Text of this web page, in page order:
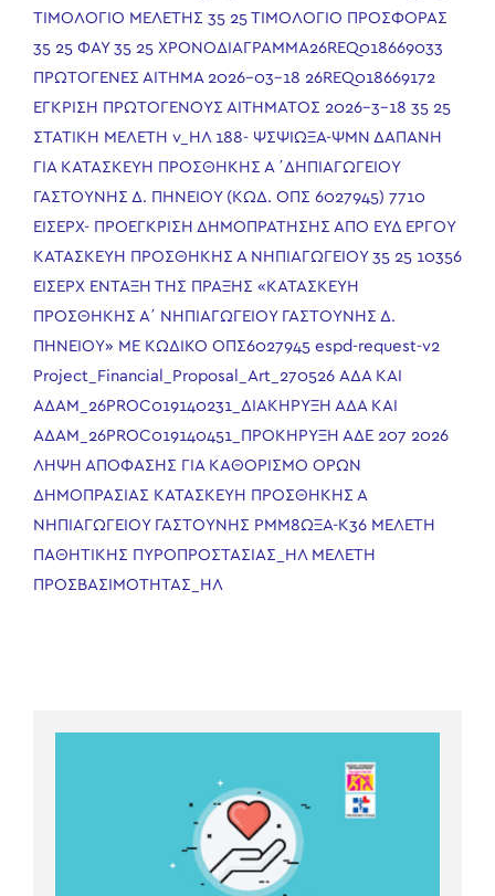
ΤΙΜΟΛΟΓΙΟ ΜΕΛΕΤΗΣ 35 25 ΤΙΜΟΛΟΓΙΟ ΠΡΟΣΦΟΡΑΣ
35 25 ΦΑΥ 35 25 ΧΡΟΝΟΔΙΑΓΡΑΜΜΑ26REQ018669033
ΠΡΩΤΟΓΕΝΕΣ ΑΙΤΗΜΑ 2026-03-18 26REQ018669172
ΕΓΚΡΙΣΗ ΠΡΩΤΟΓΕΝΟΥΣ ΑΙΤΗΜΑΤΟΣ 2026-3-18 35 25
ΣΤΑΤΙΚΗ ΜΕΛΕΤΗ ν_ΗΛ 188- ΨΣΨΙΩΞΑ-ΨΜΝ ΔΑΠΑΝΗ
ΓΙΑ ΚΑΤΑΣΚΕΥΗ ΠΡΟΣΘΗΚΗΣ Α ΄ΔΗΠΙΑΓΩΓΕΙΟΥ
ΓΑΣΤΟΥΝΗΣ Δ. ΠΗΝΕΙΟΥ (ΚΩΔ. ΟΠΣ 6027945) 7710
ΕΙΣΕΡΧ- ΠΡΟΕΓΚΡΙΣΗ ΔΗΜΟΠΡΑΤΗΣΗΣ ΑΠΟ ΕΥΔ ΕΡΓΟΥ
ΚΑΤΑΣΚΕΥΗ ΠΡΟΣΘΗΚΗΣ Α ΝΗΠΙΑΓΩΓΕΙΟΥ 35 25 10356
ΕΙΣΕΡΧ ΈΝΤΑΞΗ ΤΗΣ ΠΡΑΞΗΣ «ΚΑΤΑΣΚΕΥΗ
ΠΡΟΣΘΗΚΗΣ Α΄ ΝΗΠΙΑΓΩΓΕΙΟΥ ΓΑΣΤΟΥΝΗΣ Δ.
ΠΗΝΕΙΟΥ» ΜΕ ΚΩΔΙΚΟ ΟΠΣ6027945 espd-request-v2
Project_Financial_Proposal_Art_270526 ΑΔΑ ΚΑΙ
ΑΔΑΜ_26PROC019140231_ΔΙΑΚΗΡΥΞΗ ΑΔΑ ΚΑΙ
ΑΔΑΜ_26PROC019140451_ΠΡΟΚΗΡΥΞΗ ΑΔΕ 207 2026
ΛΗΨΗ ΑΠΟΦΑΣΗΣ ΓΙΑ ΚΑΘΟΡΙΣΜΟ ΟΡΩΝ
ΔΗΜΟΠΡΑΣΙΑΣ ΚΑΤΑΣΚΕΥΗ ΠΡΟΣΘΗΚΗΣ Α
ΝΗΠΙΑΓΩΓΕΙΟΥ ΓΑΣΤΟΥΝΗΣ ΡΜΜ8ΩΞΑ-Κ36 ΜΕΛΕΤΗ
ΠΑΘΗΤΙΚΗΣ ΠΥΡΟΠΡΟΣΤΑΣΙΑΣ_ΗΛ ΜΕΛΕΤΗ
ΠΡΟΣΒΑΣΙΜΟΤΗΤΑΣ_ΗΛ